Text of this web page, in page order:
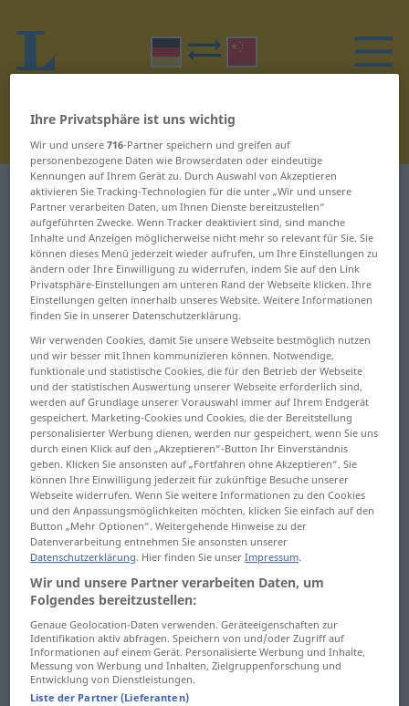
Deutsch-Chinesisch Wörterbuch Z 4
Wörter auf Deutsch, die mit Z
beginnen – Zecher ... Zeichner
Zecher
Zechpreller
Zechprellerei
Zehe
Zehennagel
Zehenspitze
zehn
Zehner
Zehnerkarte
Zehnerpackung
Zehnerstelle
zehntausend
zehnte
Zehntel
zehntens
zehren
Zeichen
Zeichenblock
Zeichenbrett
Zeichensatz
Ihre Privatsphäre ist uns wichtig
Wir und unsere716-Partner speichern und greifen auf
personenbezogene Daten wie Browserdaten oder eindeutige
Kennungen auf Ihrem Gerät zu. Durch Auswahl von Akzeptieren
aktivieren Sie Tracking-Technologien für die unter „Wir und unsere
Partner verarbeiten Daten, um Ihnen Dienste bereitzustellen“
aufgeführten Zwecke. Wenn Tracker deaktiviert sind, sind manche
Inhalte und Anzeigen möglicherweise nicht mehr so relevant für Sie. Sie
können dieses Menü jederzeit wieder aufrufen, um Ihre Einstellungen zu
ändern oder Ihre Einwilligung zu widerrufen, indem Sie auf den Link
Privatsphäre-Einstellungen am unteren Rand der Webseite klicken. Ihre
Einstellungen gelten innerhalb unseres Website. Weitere Informationen
finden Sie in unserer Datenschutzerklärung.
Wir verwenden Cookies, damit Sie unsere Webseite bestmöglich nutzen
und wir besser mit Ihnen kommunizieren können. Notwendige,
funktionale und statistische Cookies, die für den Betrieb der Webseite
und der statistischen Auswertung unserer Webseite erforderlich sind,
werden auf Grundlage unserer Vorauswahl immer auf Ihrem Endgerät
gespeichert. Marketing-Cookies und Cookies, die der Bereitstellung
personalisierter Werbung dienen, werden nur gespeichert, wenn Sie uns
durch einen Klick auf den „Akzeptieren“-Button Ihr Einverständnis
geben. Klicken Sie ansonsten auf „Fortfahren ohne Akzeptieren“. Sie
können Ihre Einwilligung jederzeit für zukünftige Besuche unserer
Webseite widerrufen. Wenn Sie weitere Informationen zu den Cookies
und den Anpassungsmöglichkeiten möchten, klicken Sie einfach auf den
Button „Mehr Optionen“. Weitergehende Hinweise zu der
Datenverarbeitung entnehmen Sie ansonsten unserer
Datenschutzerklärung. Hier finden Sie unserImpressum.
Wir und unsere Partner verarbeiten Daten, um
Folgendes bereitzustellen:
Genaue Geolocation-Daten verwenden. Geräteeigenschaften zur
Identifikation aktiv abfragen. Speichern von und/oder Zugriff auf
Informationen auf einem Gerät. Personalisierte Werbung und Inhalte,
Messung von Werbung und Inhalten, Zielgruppenforschung und
Entwicklung von Dienstleistungen.
Liste der Partner (Lieferanten)